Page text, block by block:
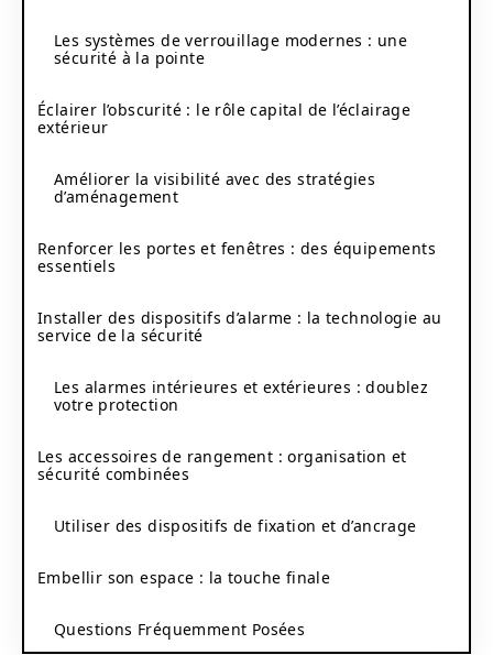
Les systèmes de verrouillage modernes : une
sécurité à la pointe
Éclairer l’obscurité : le rôle capital de l’éclairage
extérieur
Améliorer la visibilité avec des stratégies
d’aménagement
Renforcer les portes et fenêtres : des équipements
essentiels
Installer des dispositifs d’alarme : la technologie au
service de la sécurité
Les alarmes intérieures et extérieures : doublez
votre protection
Les accessoires de rangement : organisation et
sécurité combinées
Utiliser des dispositifs de fixation et d’ancrage
Embellir son espace : la touche finale
Questions Fréquemment Posées